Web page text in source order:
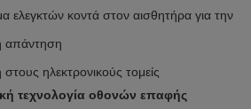
κοντά στον αισθητήρα για την
απάντηση
ηλεκτρονικούς τομείς
τεχνολογία οθονών επαφής